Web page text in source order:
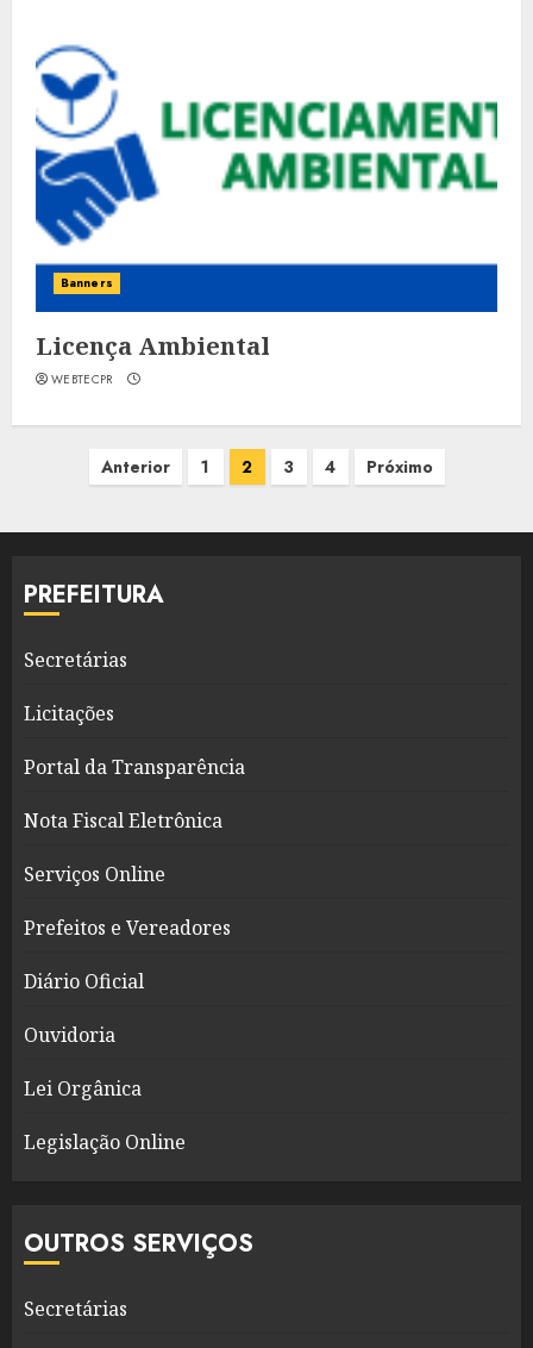
Banners
Licença Ambiental
WEBTECPR
Paginação
posts
Anterior 1 2 3 4 Próximo
PREFEITURA
Secretárias
Licitações
Portal da Transparência
Nota Fiscal Eletrônica
Serviços Online
Prefeitos e Vereadores
Diário Oficial
Ouvidoria
Lei Orgânica
Legislação Online
OUTROS SERVIÇOS
Secretárias